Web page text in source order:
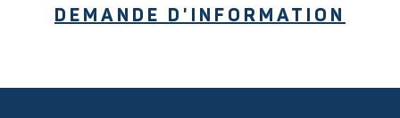
DEMANDE D'INFORMATION